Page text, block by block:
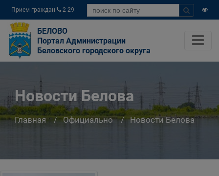
Прием граждан
2-29-
04
БЕЛОВО
Портал Администрации
Беловского городского округа
Новости Белова
Главная Официально Новости Белова